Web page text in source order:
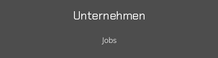
Unternehmen
Jobs